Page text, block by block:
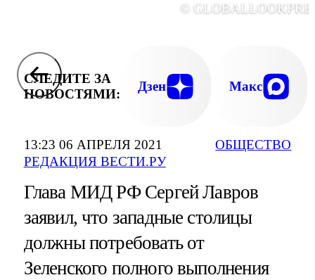
13:23 06 АПРЕЛЯ 2021
РЕДАКЦИЯ ВЕСТИ.РУ
ОБЩЕСТВО
©
СЛЕДИТЕ ЗА
НОВОСТЯМИ:
Дзен Макс
Глава МИД РФ Сергей Лавров
заявил, что западные столицы
должны потребовать от
Зеленского полного выполнения